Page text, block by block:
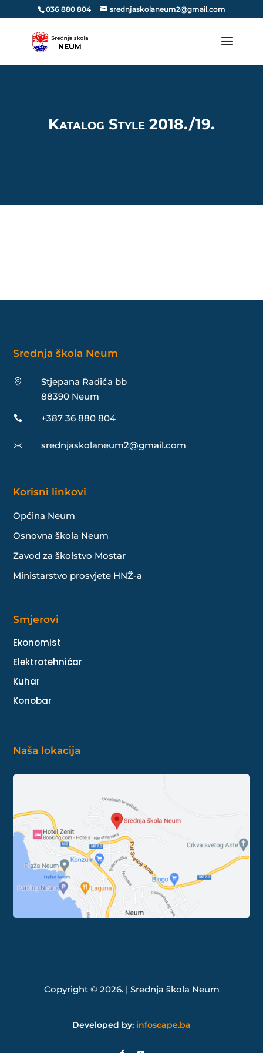
036 880 804 srednjaskolaneum2@gmail.com
Katalog Style 2018./19.
Srednja škola Neum

Stjepana Radića bb
88390 Neum
 +387 36 880 804
 srednjaskolaneum2@gmail.com
Korisni linkovi
Općina Neum
Osnovna škola Neum
Zavod za školstvo Mostar
Ministarstvo prosvjete HNŽ-a
Smjerovi
Ekonomist
Elektrotehničar
Kuhar
Konobar
Naša lokacija
Copyright © 2026. | Srednja škola Neum
Developed by: infoscape.ba